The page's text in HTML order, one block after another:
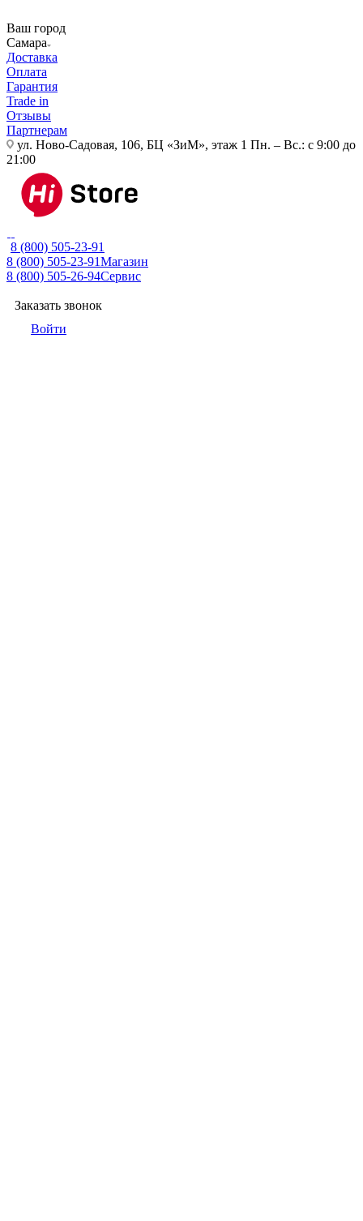
Ваш город
Самара
Доставка
Оплата
Гарантия
Trade in
Отзывы
Партнерам
ул. Ново-Садовая, 106, БЦ «ЗиМ», этаж 1 Пн. – Вс.: с 9:00 до
21:00
8 (800) 505-23-91
8 (800) 505-23-91Магазин
8 (800) 505-26-94Сервис
Заказать звонок
Войти